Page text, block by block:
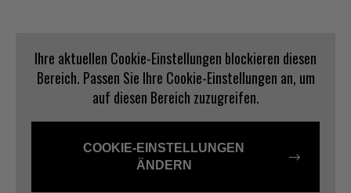
Norsk
Ihre aktuellen Cookie-Einstellungen blockieren diesen
Bereich. Passen Sie Ihre Cookie-Einstellungen an, um
auf diesen Bereich zuzugreifen.
COOKIE-EINSTELLUNGEN
ÄNDERN